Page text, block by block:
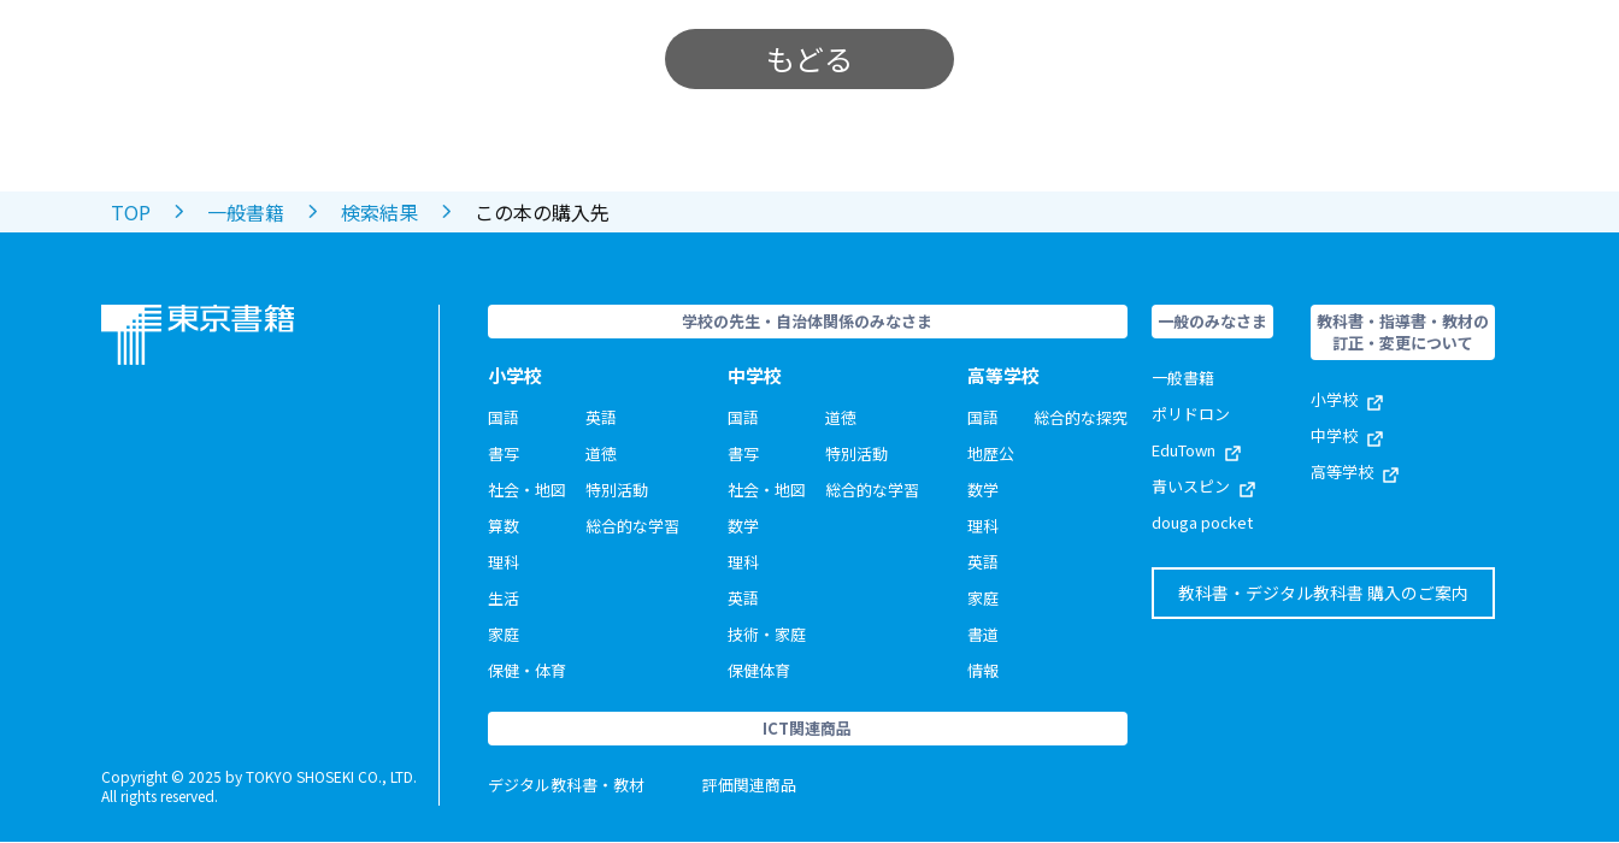
もどる
TOP 一般書籍 検索結果 この本の購入先
Copyright © 2025 by TOKYO SHOSEKI CO., LTD.
All rights reserved.
学校の先生・自治体関係のみなさま
小学校
国語
書写
社会・地図
算数
理科
生活
家庭
保健・体育
英語
道徳
特別活動
総合的な学習
中学校
国語
書写
社会・地図
数学
理科
英語
技術・家庭
保健体育
道徳
特別活動
総合的な学習
高等学校
国語
地歴公
数学
理科
英語
家庭
書道
情報
総合的な探究
ICT関連商品
デジタル教科書・教材 評価関連商品
一般のみなさま
一般書籍
ポリドロン
EduTown
青いスピン
douga pocket
教科書・指導書・教材の
訂正・変更について
小学校
中学校
高等学校
教科書・デジタル教科書 購入のご案内